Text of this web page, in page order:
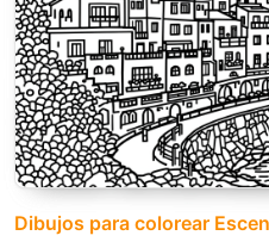
Dibujos para colorear